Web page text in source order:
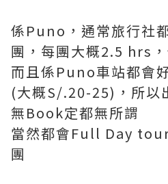
係Puno，通常旅行社
團，每團大概2.5 hrs
而且係Puno車站都會
(大概S/.20-25)，所以
無Book定都無所謂
當然都會Full Day
團